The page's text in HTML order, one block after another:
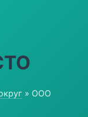
» ООО